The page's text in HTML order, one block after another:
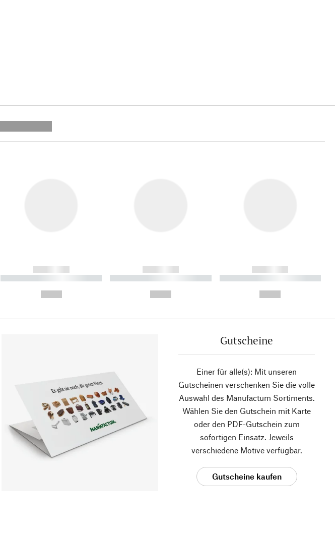
------------
----------- ----------- ----------
------------
----------- ----------- ----------
------------
----------- ----------- ----------
Gutscheine
Einer für alle(s): Mit unseren
Gutscheinen verschenken Sie die volle
Auswahl des Manufactum Sortiments.
Wählen Sie den Gutschein mit Karte
oder den PDF-Gutschein zum
sofortigen Einsatz. Jeweils
verschiedene Motive verfügbar.
Gutscheine kaufen